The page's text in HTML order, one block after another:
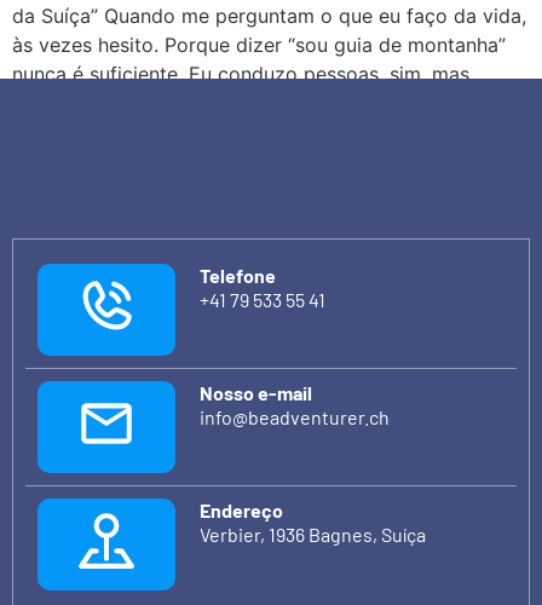
da Suíça” Quando me perguntam o que eu faço da vida,
às vezes hesito. Porque dizer “sou guia de montanha”
nunca é suficiente. Eu conduzo pessoas, sim, mas
Telefone
+41 79 533 55 41
Nosso e-mail
info@beadventurer.ch
Endereço
Verbier, 1936 Bagnes, Suíça